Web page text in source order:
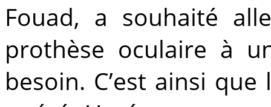
Fouad, a souhaité
prothèse oculaire à
besoin. C’est ainsi